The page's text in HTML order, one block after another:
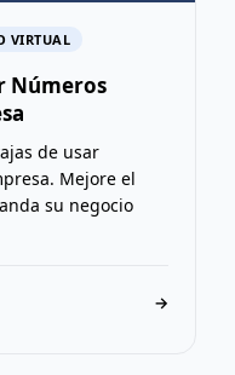
VIRTUAL
Números
de usar
Mejore el
su negocio
→